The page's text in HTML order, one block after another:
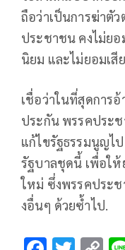
ถือว่าเป็นการฆ่าตั
ประชาชน คงไม่ยอ
นิยม และไม่ยอมเสี
เชื่อว่าในที่สุดการอ้
ประกัน พรรคประช
แก้ไขรัฐธรรมนูญไ
รัฐบาลชุดนี้ เพื่อให้
ใหม่ ซึ่งพรรคประช
งอื่นๆ ด้วยซ้ำไป.